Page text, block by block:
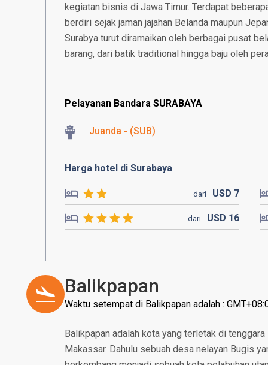
kegiatan bisnis di Jawa Timur. Terdapat
berdiri sejak jaman jajahan Belanda maupun
Surabya turut diramaikan oleh berbagai pusat
barang, dari batik traditional hingga baju oleh
Pelayanan Bandara SURABAYA
Juanda - (SUB)
Harga hotel di Surabaya
dari USD 7
dari USD 16
Balikpapan
Waktu setempat di Balikpapan adalah :
Balikpapan adalah kota yang terletak di
Makassar. Dahulu sebuah desa nelayan Bugis